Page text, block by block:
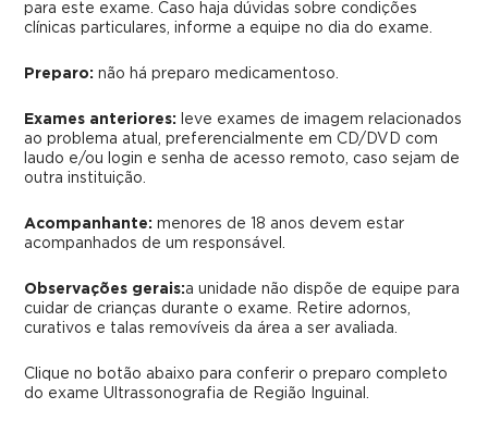
para este exame. Caso haja dúvidas sobre condições
clínicas particulares, informe a equipe no dia do exame.
Preparo:não há preparo medicamentoso.
Exames anteriores:
leve exames de imagem relacionados
ao problema atual, preferencialmente em CD/DVD com
laudo e/ou login e senha de acesso remoto, caso sejam de
outra instituição.
Acompanhante: menores de 18 anos devem estar
acompanhados de um responsável.
Observações gerais:a unidade não dispõe de equipe para
cuidar de crianças durante o exame. Retire adornos,
curativos e talas removíveis da área a ser avaliada.
Clique no botão abaixo para conferir o preparo completo
do exame Ultrassonografia de Região Inguinal.